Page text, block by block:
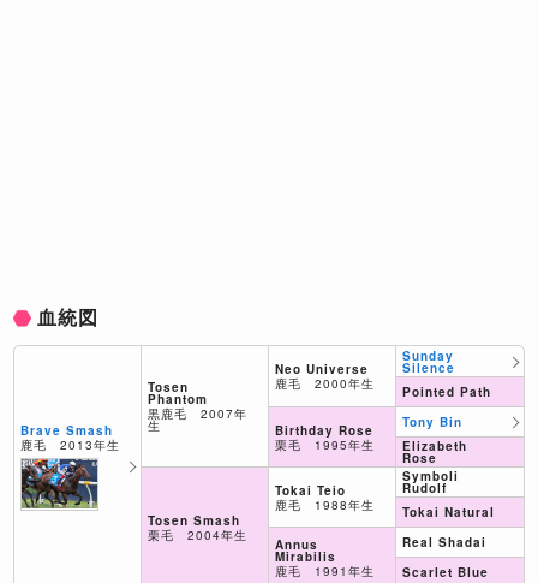
血統図
Brave Smash
鹿毛 2013年生
Tosen
Phantom
黒鹿毛 2007年
生
Tosen Smash
栗毛 2004年生
Neo Universe
鹿毛 2000年生
Birthday Rose
栗毛 1995年生
Tokai Teio
鹿毛 1988年生
Annus
Mirabilis
鹿毛 1991年生
Sunday
Silence
Pointed Path
Tony Bin
Elizabeth
Rose
Symboli
Rudolf
Tokai Natural
Real Shadai
Scarlet Blue